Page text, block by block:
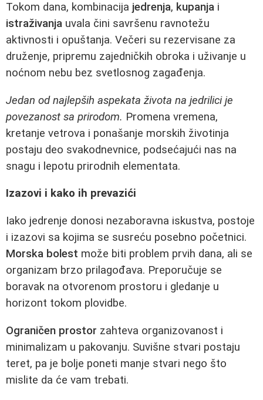
Tokom dana, kombinacija jedrenja, kupanja i
istraživanja uvala čini savršenu ravnotežu
aktivnosti i opuštanja. Večeri su rezervisane za
druženje, pripremu zajedničkih obroka i uživanje u
noćnom nebu bez svetlosnog zagađenja.
Jedan od najlepših aspekata života na jedrilici je
povezanost sa prirodom. Promena vremena,
kretanje vetrova i ponašanje morskih životinja
postaju deo svakodnevnice, podsećajući nas na
snagu i lepotu prirodnih elementata.
Izazovi i kako ih prevazići
Iako jedrenje donosi nezaboravna iskustva, postoje
i izazovi sa kojima se susreću posebno početnici.
Morska bolest može biti problem prvih dana, ali se
organizam brzo prilagođava. Preporučuje se
boravak na otvorenom prostoru i gledanje u
horizont tokom plovidbe.
Ograničen prostor zahteva organizovanost i
minimalizam u pakovanju. Suvišne stvari postaju
teret, pa je bolje poneti manje stvari nego što
mislite da će vam trebati.